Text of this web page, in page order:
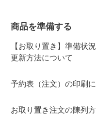
商品を準備する
【お取り置き】準備状
更新方法について
予約表（注文）の印刷
お取り置き注文の陳列